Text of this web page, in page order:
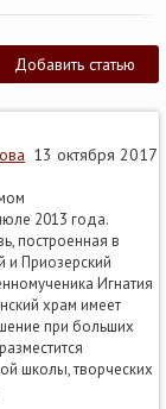
Добавить статью
13 октября 2017
2013 года.
построенная в
и Приозерский
Игнатия
храм имеет
при больших
школы, творческих